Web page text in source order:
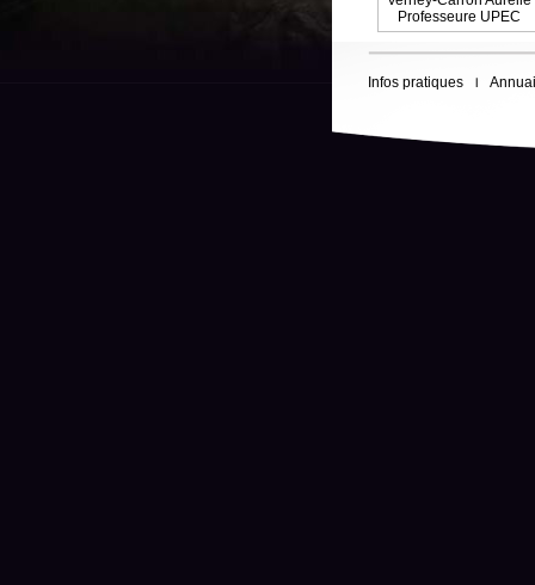
Professeure UPEC
Infos pratiques